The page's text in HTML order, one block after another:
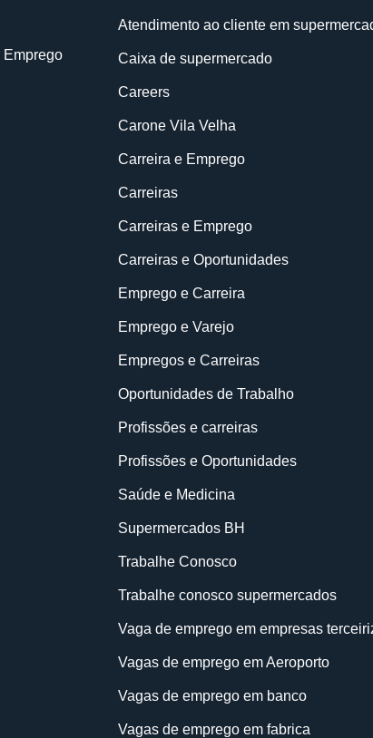
Emprego
Atendimento ao cliente em
Caixa de supermercado
Careers
Carone Vila Velha
Carreira e Emprego
Carreiras
Carreiras e Emprego
Carreiras e Oportunidades
Emprego e Carreira
Emprego e Varejo
Empregos e Carreiras
Oportunidades de Trabalho
Profissões e carreiras
Profissões e Oportunidades
Saúde e Medicina
Supermercados BH
Trabalhe Conosco
Trabalhe conosco supermercados
Vaga de emprego em empresas
Vagas de emprego em Aeroporto
Vagas de emprego em banco
Vagas de emprego em fabrica